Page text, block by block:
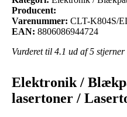
Producent:
Varenummer: CLT-K804S/
EAN: 8806086944724
Vurderet til 4.1 ud af 5 stjerner
Elektronik /
lasertoner /